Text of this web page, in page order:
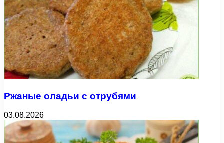
Ржаные оладьи с отрубями
03.08.2026